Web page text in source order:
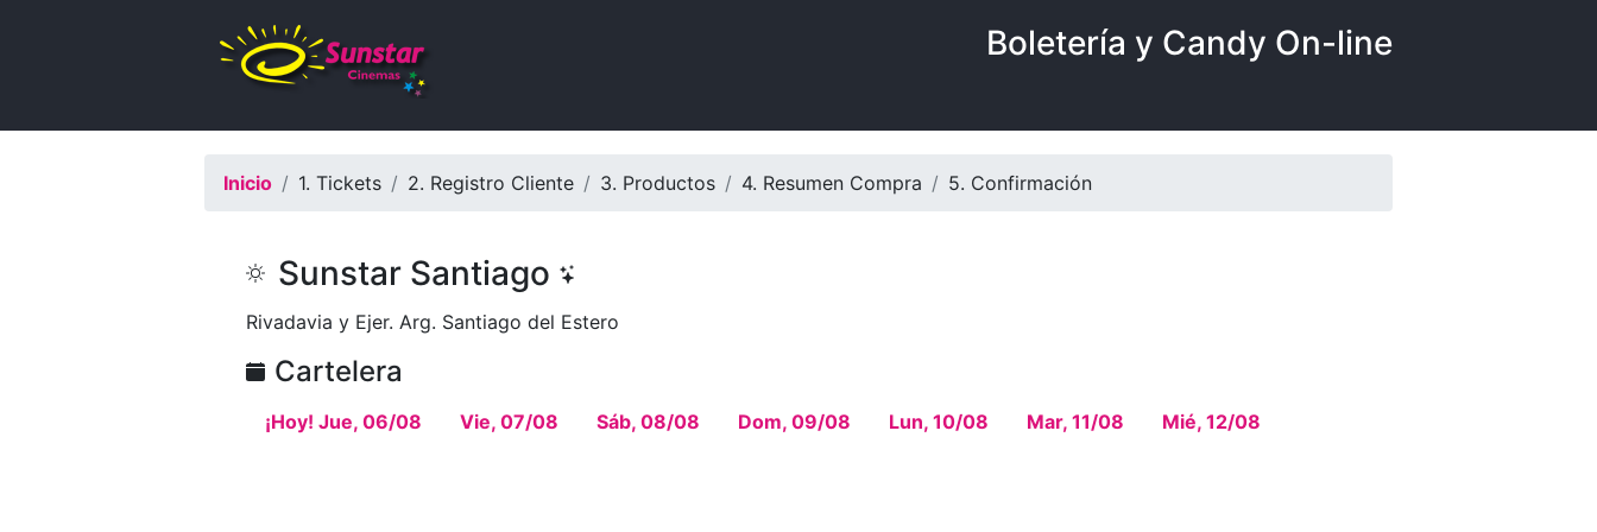
Boletería y Candy On-line
Inicio 1. Tickets 2. Registro Cliente 3. Productos 4. Resumen Compra 5. Confirmación
Sunstar Santiago
Rivadavia y Ejer. Arg. Santiago del Estero
Cartelera
¡Hoy! Jue, 06/08 Vie, 07/08 Sáb, 08/08 Dom, 09/08 Lun, 10/08 Mar, 11/08 Mié, 12/08